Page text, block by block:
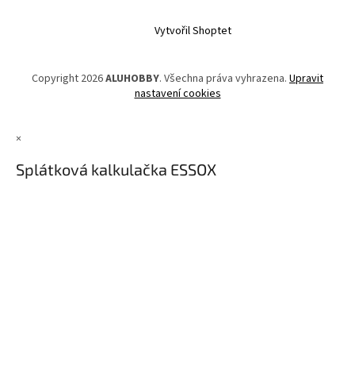
Vytvořil Shoptet
Copyright 2026ALUHOBBY. Všechna práva vyhrazena. Upravit
nastavení cookies
×
Splátková kalkulačka ESSOX